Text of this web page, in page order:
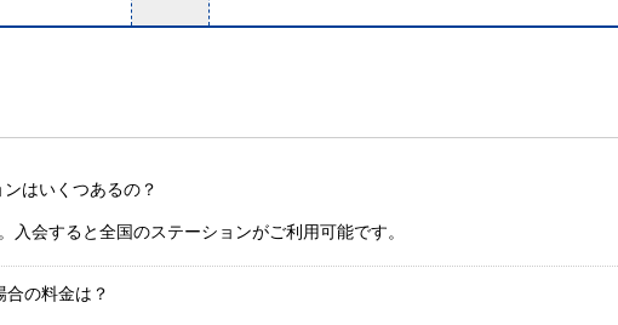
はいくつあるの？
入会すると全国のステーションがご利用可能です。
の料金は？